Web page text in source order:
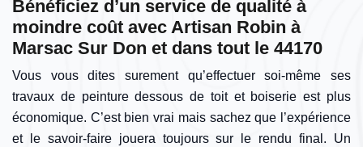
Bénéficiez d’un service de qualité à
moindre coût avec Artisan Robin à
Marsac Sur Don et dans tout le 44170
Vous vous dites surement qu’effectuer soi-même ses
travaux de peinture dessous de toit et boiserie est plus
économique. C’est bien vrai mais sachez que l’expérience
et le savoir-faire jouera toujours sur le rendu final. Un